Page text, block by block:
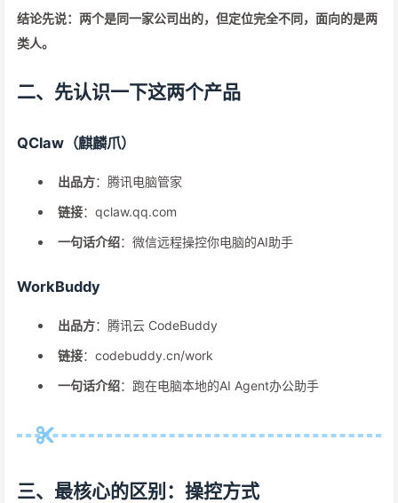
结论先说：两个是同一家公司出的，但定位完全不同，面向的是两
类人。
二、先认识一下这两个产品
QClaw（麒麟爪）
出品方：腾讯电脑管家
链接：qclaw.qq.com
一句话介绍：微信远程操控你电脑的AI助手
WorkBuddy
出品方：腾讯云 CodeBuddy
链接：codebuddy.cn/work
一句话介绍：跑在电脑本地的AI Agent办公助手
三、最核心的区别：操控方式